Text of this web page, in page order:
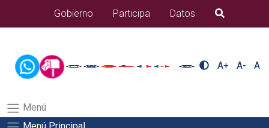
docentes/pdfSalida del comando:
Gobierno Participa Datos B�squeda
A+ A- A
Menú
Menú Principal